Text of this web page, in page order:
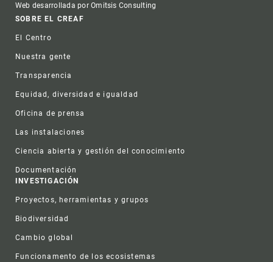
Web desarrollada por Omitsis Consulting
Footer
SOBRE EL CREAF
El Centro
Nuestra gente
Transparencia
Equidad, diversidad e igualdad
Oficina de prensa
Las instalaciones
Ciencia abierta y gestión del conocimiento
Documentación
INVESTIGACIÓN
Proyectos, herramientas y grupos
Biodiversidad
Cambio global
Funcionamento de los ecosistemas